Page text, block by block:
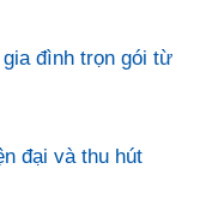
đình trọn gói từ
đại và thu hút